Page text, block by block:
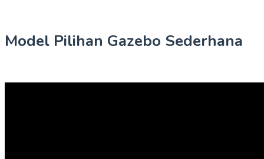
Model Pilihan Gazebo Sederhana